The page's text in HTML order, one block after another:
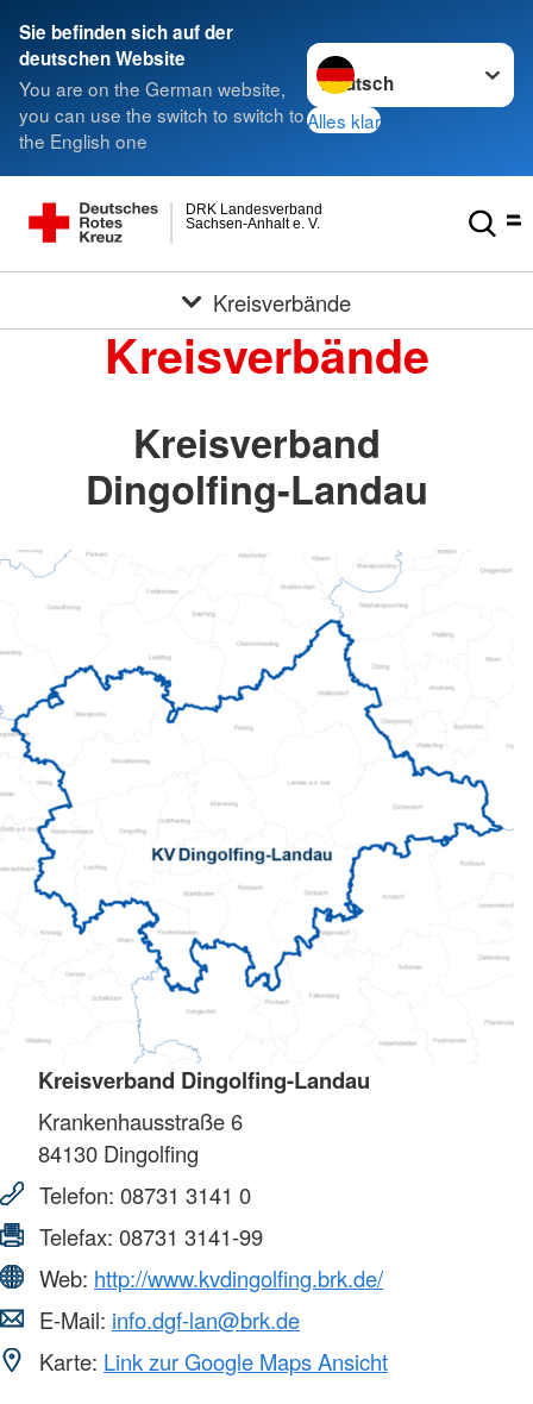
Sie befinden sich auf der
deutschen Website
You are on the German website,
you can use the switch to switch to
the English one
Sprache wechseln zu
Alles klar
Sachsen-Anhalt e. V.
DRK Landesverband
Kreisverbände
Kreisverbände
Kreisverband
Dingolfing-Landau
Kreisverband Dingolfing-Landau
Krankenhausstraße 6
84130 Dingolfing
Telefon: 08731 3141 0
Telefax: 08731 3141-99
Web: http://www.kvdingolfing.brk.de/
E-Mail: info.dgf-lan@brk.de
Karte: Link zur Google Maps Ansicht